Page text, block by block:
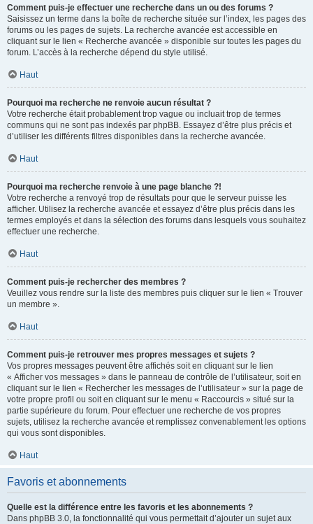
Comment puis-je effectuer une recherche dans un ou des forums ?
Saisissez un terme dans la boîte de recherche située sur l’index, les pages des
forums ou les pages de sujets. La recherche avancée est accessible en
cliquant sur le lien « Recherche avancée » disponible sur toutes les pages du
forum. L’accès à la recherche dépend du style utilisé.
Haut
Pourquoi ma recherche ne renvoie aucun résultat ?
Votre recherche était probablement trop vague ou incluait trop de termes
communs qui ne sont pas indexés par phpBB. Essayez d’être plus précis et
d’utiliser les différents filtres disponibles dans la recherche avancée.
Haut
Pourquoi ma recherche renvoie à une page blanche ?!
Votre recherche a renvoyé trop de résultats pour que le serveur puisse les
afficher. Utilisez la recherche avancée et essayez d’être plus précis dans les
termes employés et dans la sélection des forums dans lesquels vous souhaitez
effectuer une recherche.
Haut
Comment puis-je rechercher des membres ?
Veuillez vous rendre sur la liste des membres puis cliquer sur le lien « Trouver
un membre ».
Haut
Comment puis-je retrouver mes propres messages et sujets ?
Vos propres messages peuvent être affichés soit en cliquant sur le lien
« Afficher vos messages » dans le panneau de contrôle de l’utilisateur, soit en
cliquant sur le lien « Rechercher les messages de l’utilisateur » sur la page de
votre propre profil ou soit en cliquant sur le menu « Raccourcis » situé sur la
partie supérieure du forum. Pour effectuer une recherche de vos propres
sujets, utilisez la recherche avancée et remplissez convenablement les options
qui vous sont disponibles.
Haut
Favoris et abonnements
Quelle est la différence entre les favoris et les abonnements ?
Dans phpBB 3.0, la fonctionnalité qui vous permettait d’ajouter un sujet aux